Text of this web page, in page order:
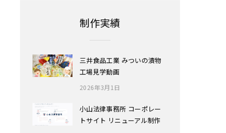
制作実績
三井食品工業 みついの漬物
工場見学動画
2026年3月1日
小山法律事務所 コーポレー
トサイト リニューアル制作